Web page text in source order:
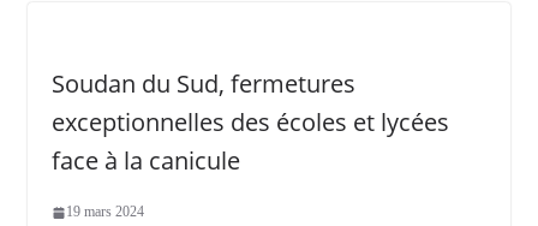
Soudan du Sud, fermetures
exceptionnelles des écoles et lycées
face à la canicule
19 mars 2024